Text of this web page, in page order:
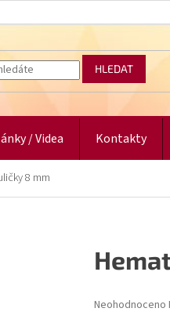
HLEDAT
/ Videa Kontakty
8 mm
Průměrné
Neohodnoceno